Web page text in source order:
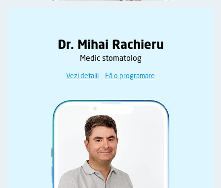
Dr. Mihai Rachieru
Medic stomatolog
Vezi detalii Fă o programare